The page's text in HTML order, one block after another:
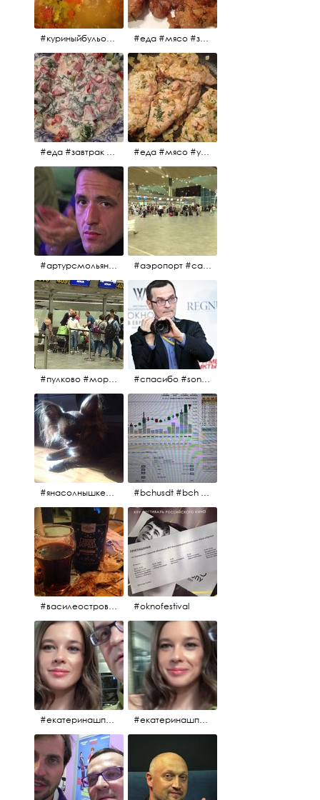
#куриныйбульон #лавровыйлист #помидоры #картофель #чеснок #лук #морковь #приправы #перецдушистый #курица #ужин #еда #сольповкусу #жёлтыйкарри #имбирь #кориандр #кокос #лимонныйсок #оливковоемасло #кумин #кайенскийперец #еда #мясо #завтрак #источниквдохновения #люблюготовить
#еда #завтрак #витамины #помидоры #укроп #огурцы #сметана #салат #еда #мясо #утро #завтрак #едакакисточниквдохновения
#артурсмольянинов @melnikovadsh #artursmolyaninov #аэропорт #санктпетербург #пулково #мореморе #моремолнцепесок #дваночи
#пулково #море #песок #лето #морепесоксолнце #дваночи #спасибо #sony #nikon #oknofestivsl @alex_kurov #aplgallery
#янасолнышкележу #янасолнышкогляжу #чихуахуа #bchusdt #bch #usdt #sell #buy #exchange #markets #bitcoincash #cryptocurrency #pump
#василеостровское #синяяборода #пиво #пивовобла #вобла #рыба #oknofestival
#екатеринашпица #шпица @ekaterinashpitsa #екатеринашпица #шпица @ekaterinashpitsa